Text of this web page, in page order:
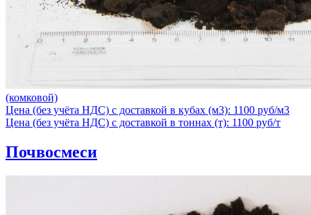
(комковой)
Цена (без учёта НДС) с доставкой в кубах (м3): 1100 руб/м3
Цена (без учёта НДС) с доставкой в тоннах (т): 1100 руб/т
Почвосмеси